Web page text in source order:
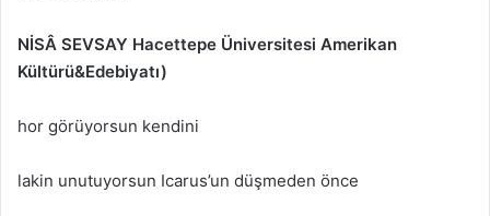
NİSÂ SEVSAY Hacettepe Üniversitesi Amerikan
Kültürü&Edebiyatı)
hor görüyorsun kendini
lakin unutuyorsun Icarus’un düşmeden önce